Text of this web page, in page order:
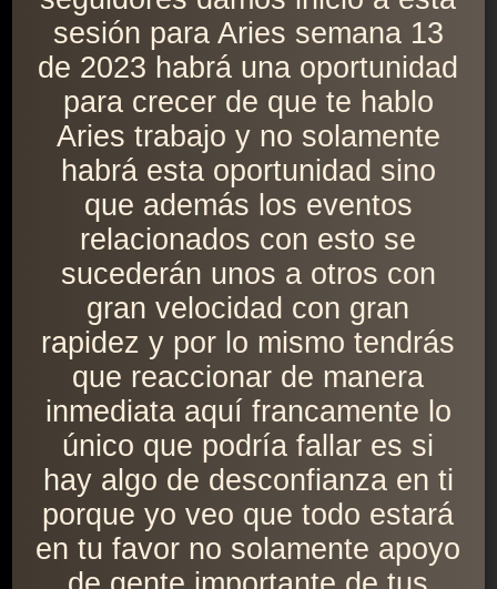
sesión para Aries semana 13
de 2023 habrá una oportunidad
para crecer de que te hablo
Aries trabajo y no solamente
habrá esta oportunidad sino
que además los eventos
relacionados con esto se
sucederán unos a otros con
gran velocidad con gran
rapidez y por lo mismo tendrás
que reaccionar de manera
inmediata aquí francamente lo
único que podría fallar es si
hay algo de desconfianza en ti
porque yo veo que todo estará
en tu favor no solamente apoyo